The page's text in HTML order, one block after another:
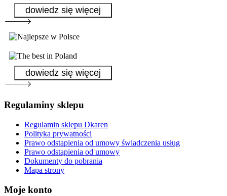
dowiedz się więcej
dowiedz się więcej
Regulaminy sklepu
Regulamin sklepu Dkaren
Polityka prywatności
Prawo odstąpienia od umowy świadczenia usług
Prawo odstąpienia od umowy
Dokumenty do pobrania
Mapa strony
Moje konto